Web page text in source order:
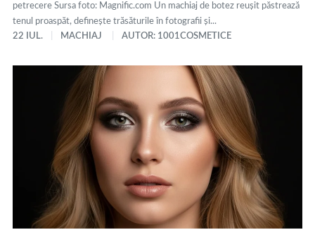
petrecere Sursa foto: Magnific.com Un machiaj de botez reușit păstrează
tenul proaspăt, definește trăsăturile în fotografii și...
22 IUL.
MACHIAJ AUTOR: 1001COSMETICE